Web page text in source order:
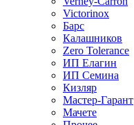
Victorinox
Барс
Калашников
Zero Tolerance
ИП Елагин
ИП Семина
Кизляр
Мастер-Гарант
Мачете